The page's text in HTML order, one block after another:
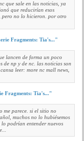
que sale en las noticias, ya
que reducirían esos
pero no lo hicieron. por otro
Fragments: Tia's..."
lancen de forma un poco
de np y de nc. las noticias son
leer: more nc mall news,
Fragments: Tia's..."
me parece. si el sitio no
muchos no lo hubiésemos
podrían entender nuevos